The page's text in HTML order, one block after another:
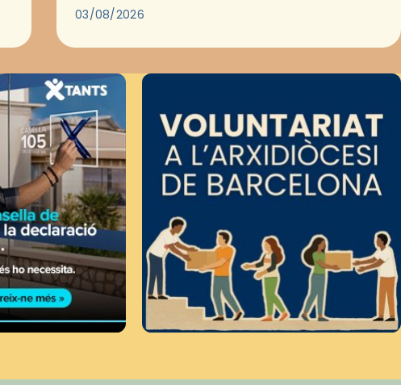
pregària, el…
03/08/2026